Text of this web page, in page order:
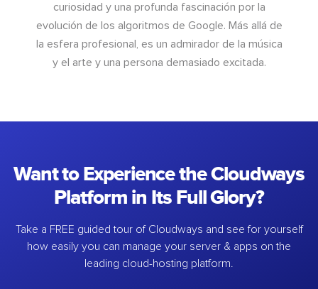
curiosidad y una profunda fascinación por la
evolución de los algoritmos de Google. Más allá de
la esfera profesional, es un admirador de la música
y el arte y una persona demasiado excitada.
Want to Experience the Cloudways
Platform in Its Full Glory?
Take a FREE guided tour of Cloudways and see for yourself
how easily you can manage your server & apps on the
leading cloud-hosting platform.